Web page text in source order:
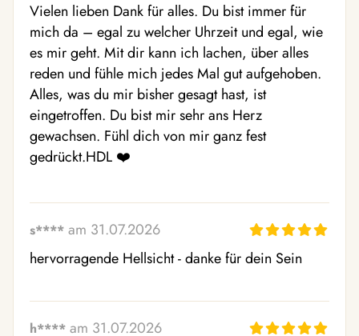
Vielen lieben Dank für alles. Du bist immer für
mich da – egal zu welcher Uhrzeit und egal, wie
es mir geht. Mit dir kann ich lachen, über alles
reden und fühle mich jedes Mal gut aufgehoben.
Alles, was du mir bisher gesagt hast, ist
eingetroffen. Du bist mir sehr ans Herz
gewachsen. Fühl dich von mir ganz fest
gedrückt.HDL ❤️
s**** am 31.07.2026
hervorragende Hellsicht - danke für dein Sein
h**** am 31.07.2026